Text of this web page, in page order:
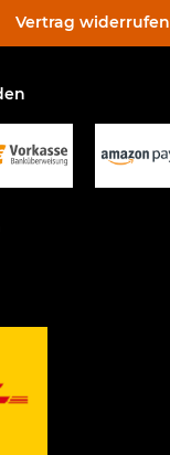
Vertrag widerrufen